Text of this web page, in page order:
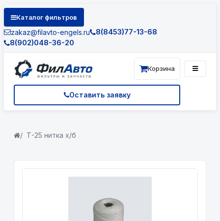
Каталог фильтров
zakaz@filavto-engels.ru
8(8453)77-13-68
8(902)048-36-20
Оставить заявку
Корзина
Т-25 нитка х/б